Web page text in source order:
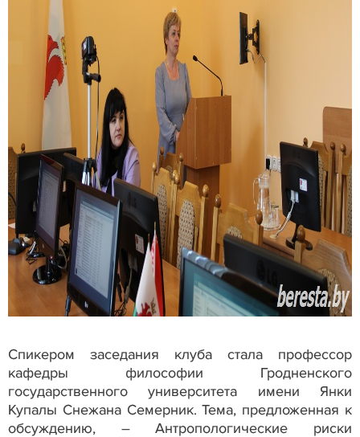
Спикером заседания клуба стала профессор
кафедры философии Гродненского
государственного университета имени Янки
Купалы Снежана Семерник. Тема, предложенная к
обсуждению, – Антропологические риски